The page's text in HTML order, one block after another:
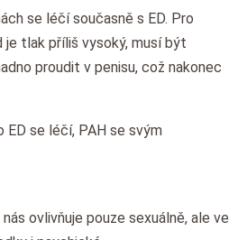
se léčí současně s ED. Pro
je tlak příliš vysoký, musí být
proudit v penisu, což nakonec
se léčí, PAH se svým
ovlivňuje pouze sexuálně, ale ve